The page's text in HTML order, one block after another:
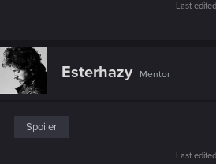
Last
Esterhazy Mentor
Spoiler
Last